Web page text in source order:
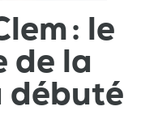
: le
de la
débuté